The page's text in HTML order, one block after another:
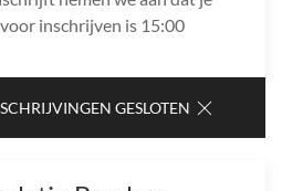
inschrijven is 15:00
GESLOTEN